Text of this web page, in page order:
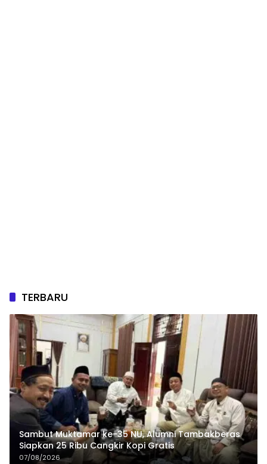
TERBARU
Sambut Muktamar ke-35 NU, Alumni Tambakberas
Siapkan 25 Ribu Cangkir Kopi Gratis
07/08/2026